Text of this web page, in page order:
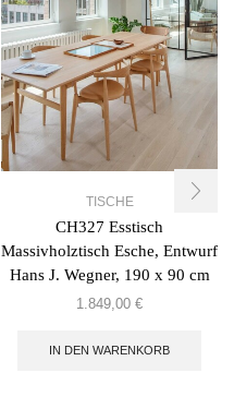
TISCHE
CH327 Esstisch
Massivholztisch Esche, Entwurf
Hans J. Wegner, 190 x 90 cm
1.849,00 €
IN DEN WARENKORB